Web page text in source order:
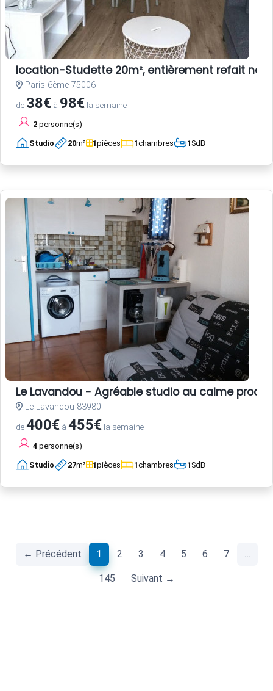
location-Studette 20m², entièrement refait neuf
Paris 6ème 75006
de 38€ à 98€ la semaine
2 personne(s)
Studio 20m² 1pièces 1chambres 1SdB
Le Lavandou - Agréable studio au calme
Le Lavandou 83980
de400€ à 455€ la semaine
4 personne(s)
Studio 27m² 1pièces 1chambres 1SdB
← Précédent 1 (current)
2 3 4 5 6 7 …
145 Suivant →